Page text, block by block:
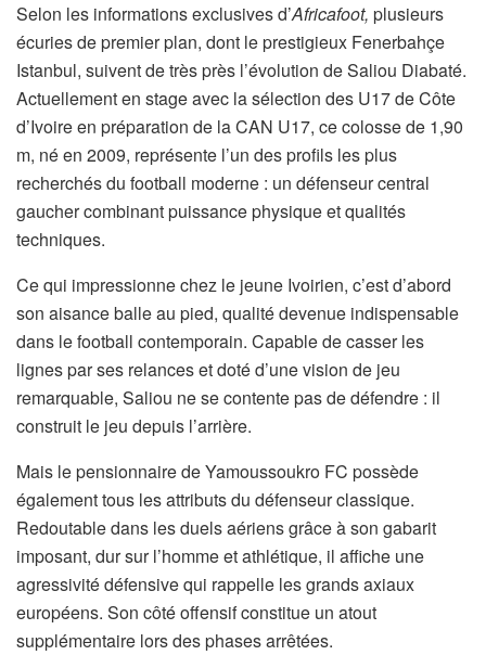
Selon les informations exclusives d’Africafoot, plusieurs
écuries de premier plan, dont le prestigieux Fenerbahçe
Istanbul, suivent de très près l’évolution de Saliou Diabaté.
Actuellement en stage avec la sélection des U17 de Côte
d’Ivoire en préparation de la CAN U17, ce colosse de 1,90
m, né en 2009, représente l’un des profils les plus
recherchés du football moderne : un défenseur central
gaucher combinant puissance physique et qualités
techniques.
Ce qui impressionne chez le jeune Ivoirien, c’est d’abord
son aisance balle au pied, qualité devenue indispensable
dans le football contemporain. Capable de casser les
lignes par ses relances et doté d’une vision de jeu
remarquable, Saliou ne se contente pas de défendre : il
construit le jeu depuis l’arrière.
Mais le pensionnaire de Yamoussoukro FC possède
également tous les attributs du défenseur classique.
Redoutable dans les duels aériens grâce à son gabarit
imposant, dur sur l’homme et athlétique, il affiche une
agressivité défensive qui rappelle les grands axiaux
européens. Son côté offensif constitue un atout
supplémentaire lors des phases arrêtées.